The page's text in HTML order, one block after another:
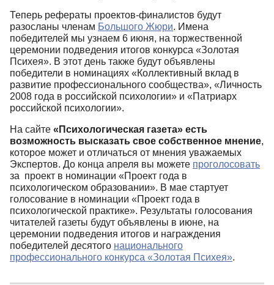
Теперь рефераты проектов-финалистов будут
разосланы членам Большого Жюри. Имена
победителей мы узнаем 6 июня, на торжественной
церемонии подведения итогов конкурса «Золотая
Психея». В этот день также будут объявлены
победители в номинациях «Коллективный вклад в
развитие профессионального сообщества», «Личность
2008 года в российской психологии» и «Патриарх
российской психологии».
На сайте «Психологическая газета» есть
возможность высказать свое собственное мнение,
которое может и отличаться от мнения уважаемых
Экспертов. До конца апреля вы можете проголосовать
за проект в номинации «Проект года в
психологическом образовании». В мае стартует
голосование в номинации «Проект года в
психологической практике». Результаты голосования
читателей газеты будут объявлены в июне, на
церемонии подведения итогов и награждения
победителей десятого национального
профессионального конкурса «Золотая Психея».